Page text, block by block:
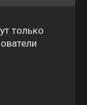
только